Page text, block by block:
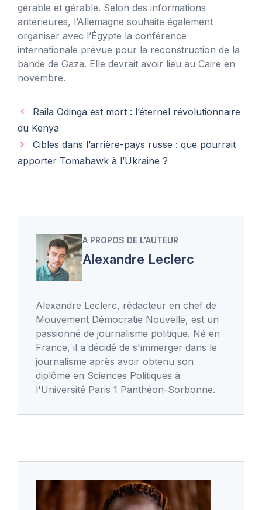
gérable et gérable. Selon des informations
antérieures, l’Allemagne souhaite également
organiser avec l’Égypte la conférence
internationale prévue pour la reconstruction de la
bande de Gaza. Elle devrait avoir lieu au Caire en
novembre.
Raila Odinga est mort : l’éternel révolutionnaire
du Kenya
Cibles dans l’arrière-pays russe : que pourrait
apporter Tomahawk à l’Ukraine ?
A PROPOS DE L'AUTEUR
Alexandre Leclerc
Alexandre Leclerc, rédacteur en chef de
Mouvement Démocratie Nouvelle, est un
passionné de journalisme politique. Né en
France, il a décidé de s'immerger dans le
journalisme après avoir obtenu son
diplôme en Sciences Politiques à
l'Université Paris 1 Panthéon-Sorbonne.